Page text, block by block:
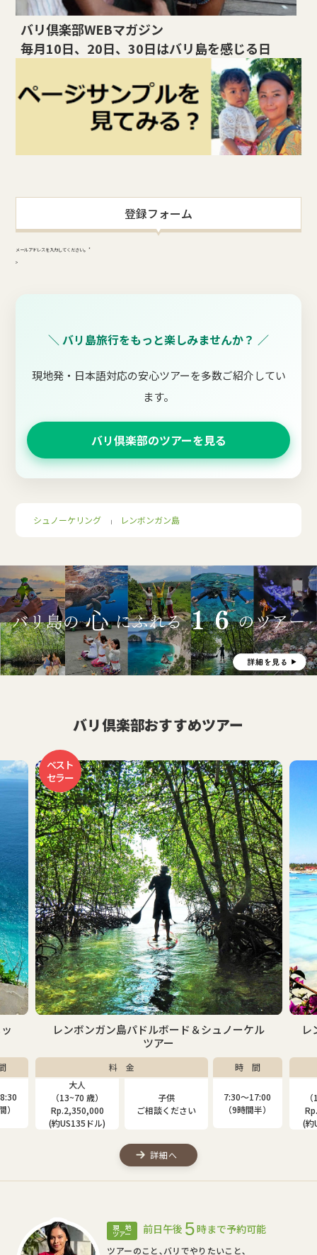
バリ倶楽部WEBマガジン
毎月10日、20日、30日はバリ島を感じる日
登録フォーム
メールアドレスを入力してください。*
>
＼ バリ島旅行をもっと楽しみませんか？ ／
現地発・日本語対応の安心ツアーを多数ご紹介してい
ます。
バリ倶楽部のツアーを見る
シュノーケリング ｜ レンボンガン島
バリ倶楽部おすすめツアー
）
レンボンガン島マングローブ＆シュノーケルツ
アー
料 金
大人
（13~80 歳）
Rp.2,000,000
(約US115ドル)
（4~12 歳）
Rp.1,310,000
時 間
7:30〜17:00
（9時間半）
詳細へ
(約
現 地
ツアー 前日午後 5時まで予約可能
ツアーのこと､バリでやりたいこと､